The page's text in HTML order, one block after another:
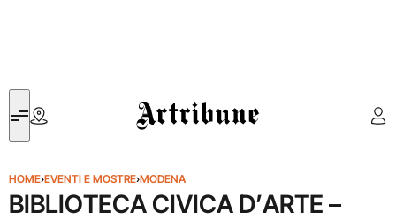
Artribune
HOME›EVENTI E MOSTRE›MODENA
BIBLIOTECA CIVICA D’ARTE –